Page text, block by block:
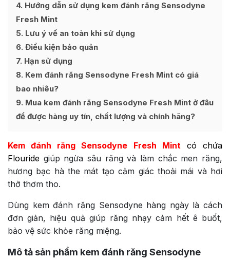
4 Hướng dẫn sử dụng kem đánh răng Sensodyne
Fresh Mint
5 Lưu ý về an toàn khi sử dụng
6 Điều kiện bảo quản
7 Hạn sử dụng
8 Kem đánh răng Sensodyne Fresh Mint có giá
bao nhiêu?
9 Mua kem đánh răng Sensodyne Fresh Mint ở đâu
để được hàng uy tín, chất lượng và chính hãng?
Kem đánh răng Sensodyne Fresh Mintcó chứa
Flouride giúp ngừa sâu răng và làm chắc men răng,
hương bạc hà the mát tạo cảm giác thoải mái và hơi
thở thơm tho.
Dùng kem đánh răng Sensodyne hàng ngày là cách
đơn giản, hiệu quả giúp răng nhạy cảm hết ê buốt,
bảo vệ sức khỏe răng miệng.
Mô tả sản phẩm kem đánh răng Sensodyne